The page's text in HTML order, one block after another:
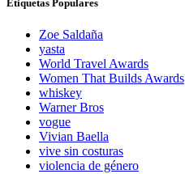
Etiquetas Populares
Zoe Saldaña
yasta
World Travel Awards
Women That Builds Awards
whiskey
Warner Bros
vogue
Vivian Baella
vive sin costuras
violencia de género